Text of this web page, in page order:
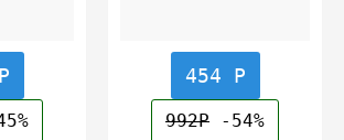
454 Р
992Р -54%